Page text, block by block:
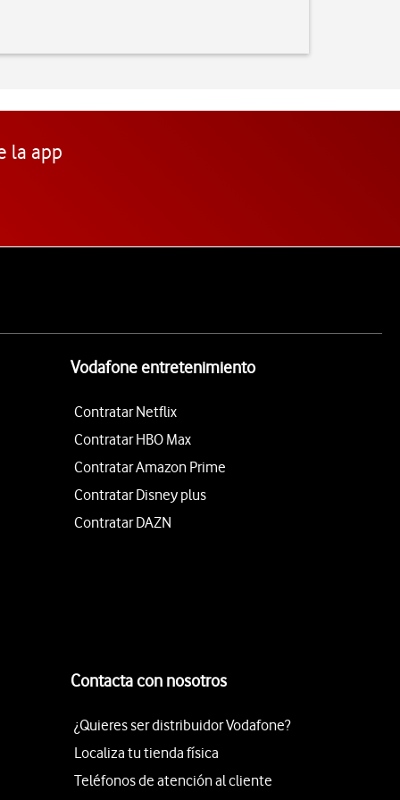
la app
Vodafone entretenimiento
Contratar Netflix
Contratar HBO Max
Contratar Amazon Prime
Contratar Disney plus
Contratar DAZN
Contacta con nosotros
¿Quieres ser distribuidor Vodafone?
Localiza tu tienda física
Teléfonos de atención al cliente